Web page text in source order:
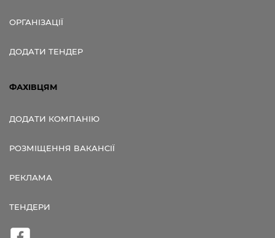
ОРГАНІЗАЦІЇ
ДОДАТИ ТЕНДЕР
ФАХІВЦЯМ
ДОДАТИ КОМПАНІЮ
РОЗМІЩЕННЯ ВАКАНСІЇ
РЕКЛАМА
ТЕНДЕРИ